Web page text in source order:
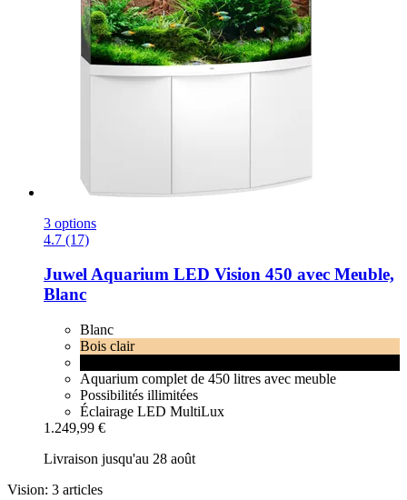
3 options
4.7 (17)
JuwelAquarium LED Vision 450 avec Meuble,
Blanc
Blanc
Bois clair
Aquarium complet de 450 litres avec meuble
Possibilités illimitées
Éclairage LED MultiLux
1.249,99 €
Livraison jusqu'au 28 août
Vision: 3 articles